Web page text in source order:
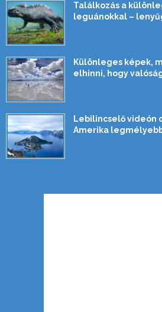
Találkozás a
leguánokkal –
Különleges képek,
elhinni, hogy
Lebilincselő videón
Amerika